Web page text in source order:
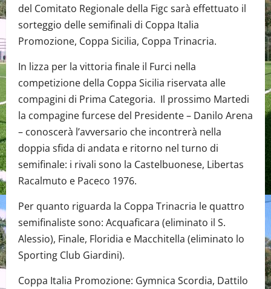
del Comitato Regionale della Figc sarà effettuato il
sorteggio delle semifinali di Coppa Italia
Promozione, Coppa Sicilia, Coppa Trinacria.
In lizza per la vittoria finale il Furci nella
competizione della Coppa Sicilia riservata alle
compagini di Prima Categoria. Il prossimo Martedi
la compagine furcese del Presidente – Danilo Arena
– conoscerà l’avversario che incontrerà nella
doppia sfida di andata e ritorno nel turno di
semifinale: i rivali sono la Castelbuonese, Libertas
Racalmuto e Paceco 1976.
Per quanto riguarda la Coppa Trinacria le quattro
semifinaliste sono: Acquaficara (eliminato il S.
Alessio), Finale, Floridia e Macchitella (eliminato lo
Sporting Club Giardini).
Coppa Italia Promozione: Gymnica Scordia, Dattilo